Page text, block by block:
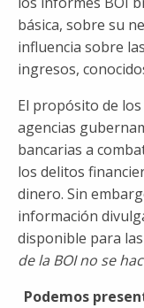
básica, sobre su
influencia sobre
ingresos,
El propósito de
agencias
bancarias a
los delitos
dinero. Sin
información
disponible para
de la BOI no se
Podemos